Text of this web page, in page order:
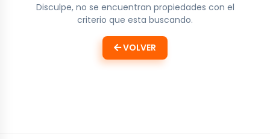
Disculpe, no se encuentran propiedades con el
criterio que esta buscando.
VOLVER